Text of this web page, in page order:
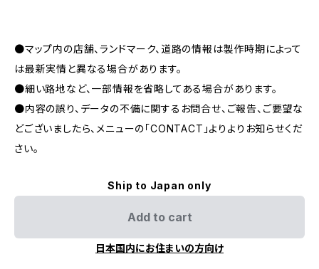
●マップ内の店舗、ランドマーク、道路の情報は製作時期によって
は最新実情と異なる場合があります。
●細い路地など、一部情報を省略してある場合があります。
●内容の誤り、データの不備に関するお問合せ、ご報告、ご要望な
どございましたら、メニューの「CONTACT」よりよりお知らせくだ
さい。
Ship to Japan only
Add to cart
日本国内にお住まいの方向け